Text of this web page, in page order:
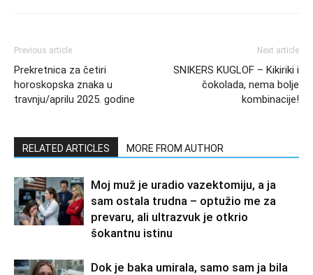
Previous article
Prekretnica za četiri
horoskopska znaka u
travnju/aprilu 2025. godine
Next article
SNIKERS KUGLOF – Kikiriki i
čokolada, nema bolje
kombinacije!
RELATED ARTICLES MORE FROM AUTHOR
Moj muž je uradio vazektomiju, a ja
sam ostala trudna – optužio me za
prevaru, ali ultrazvuk je otkrio
šokantnu istinu
Dok je baka umirala, samo sam ja bila